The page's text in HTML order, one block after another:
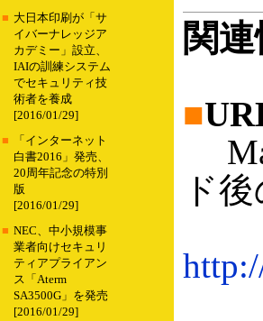
■ 大日本印刷が「サ
イバーナレッジア
カデミー」設立、
IAIの訓練システム
でセキュリティ技
術者を養成
[2016/01/29]
■
「インターネット
白書2016」発売、
20周年記念の特別
版
[2016/01/29]
■ NEC、中小規模事
業者向けセキュリ
ティアプライアン
ス「Aterm
SA3500G」を発売
[2016/01/29]
関
■
ド